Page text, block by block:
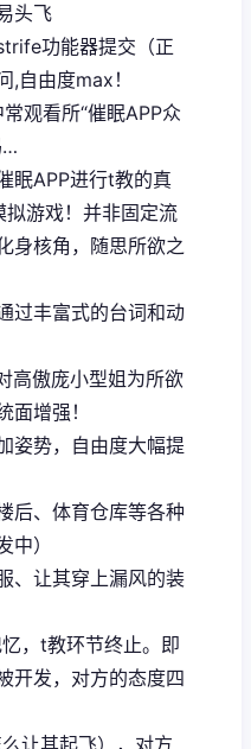
头飞
功能器提交（正
,自由度max！
观看所“催眠APP众
…
眠APP进行t教的真
游戏！并非固定流
身核角，随思所欲之
过丰富式的台词和动
高傲庞小型姐为所欲
面增强！
姿势，自由度大幅提
后、体育仓库等各种
）
、让其穿上漏风的装
，t教环节终止。即
开发，对方的态度四
让其起飞），对方